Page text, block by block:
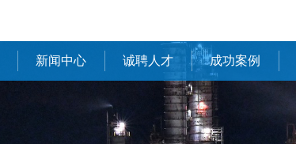
新闻中心 诚聘人才 成功案例